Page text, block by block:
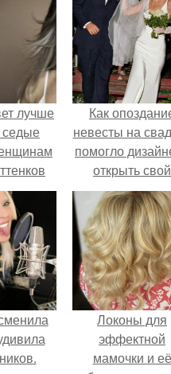
лучше
седые
для
Как
невесты на
помогло
открыть свой
бренд.
Локоны для
эффектной
мамочки и её